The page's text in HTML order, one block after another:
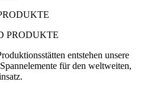
entstehen unsere
für den weltweiten,